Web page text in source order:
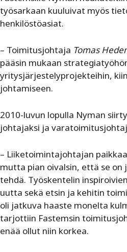
työsarkaan kuuluivat myös
henkilöstöasiat.
– Toimitusjohtaja Tomas
pääsin mukaan
yritysjärjestelyprojekteihin,
johtamiseen.
2010-luvun lopulla Nyman
johtajaksi ja
– Liiketoimintajohtajan
mutta pian oivalsin, että se on
tehdä. Työskentelin
uutta sekä etsin ja kehitin
oli jatkuva haaste monelta
tarjottiin Fastemsin
enää ollut niin korkea.